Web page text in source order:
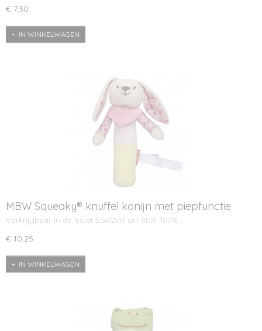
€ 7,30
IN WINKELWAGEN
MBW Squeaky® knuffel konijn met piepfunctie
Verkrijgbaar in de maat 5,5x12x16 cm Stof: 100%…
€ 10,25
IN WINKELWAGEN